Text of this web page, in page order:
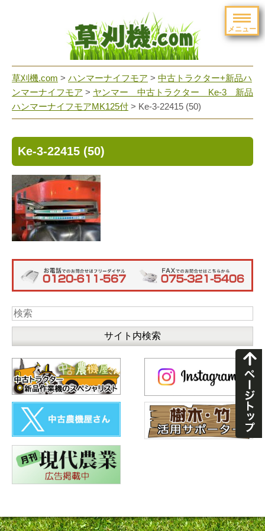
メニュー
草刈機.com > ハンマーナイフモア > 中古トラクター+新品ハ
ンマーナイフモア > ヤンマー 中古トラクター Ke-3 新品
ハンマーナイフモアMK125付 > Ke-3-22415 (50)
Ke-3-22415 (50)